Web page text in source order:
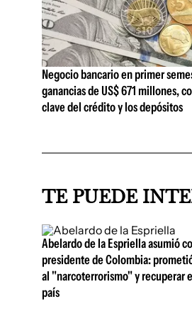
Negocio bancario en primer
ganancias de US$ 671 millones,
clave del crédito y los depósitos
TE PUEDE
Abelardo de la Espriella asumió
presidente de Colombia:
al "narcoterrorismo" y recuperar
país